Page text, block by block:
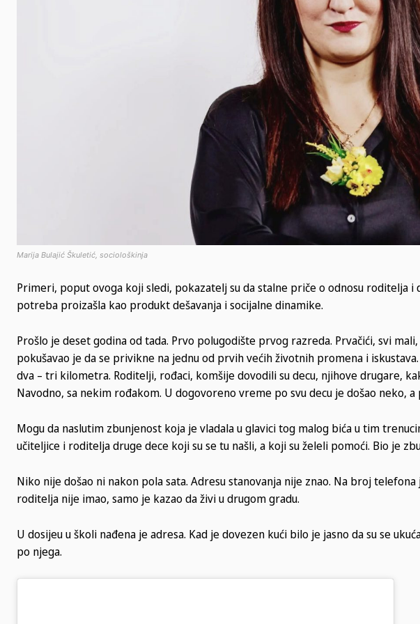
Marija Bulajić Škuletić, sociološkinja
Primeri, poput ovoga koji sledi, pokazatelj su da stalne priče o odnosu roditelja
potreba proizašla kao produkt dešavanja i socijalne dinamike.
Prošlo je deset godina od tada. Prvo polugodište prvog razreda. Prvačići, svi
pokušavao je da se privikne na jednu od prvih većih životnih promena i
dva – tri kilometra. Roditelji, rođaci, komšije dovodili su decu, njihove drugare,
Navodno, sa nekim rođakom. U dogovoreno vreme po svu decu je došao neko, a
Mogu da naslutim zbunjenost koja je vladala u glavici tog malog bića u tim
učiteljice i roditelja druge dece koji su se tu našli, a koji su želeli pomoći. Bio je
Niko nije došao ni nakon pola sata. Adresu stanovanja nije znao. Na broj
roditelja nije imao, samo je kazao da živi u drugom gradu.
U dosijeu u školi nađena je adresa. Kad je dovezen kući bilo je jasno da su se
po njega.